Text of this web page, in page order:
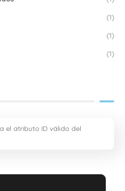
(1)
(1)
(1)
el atributo ID válido del